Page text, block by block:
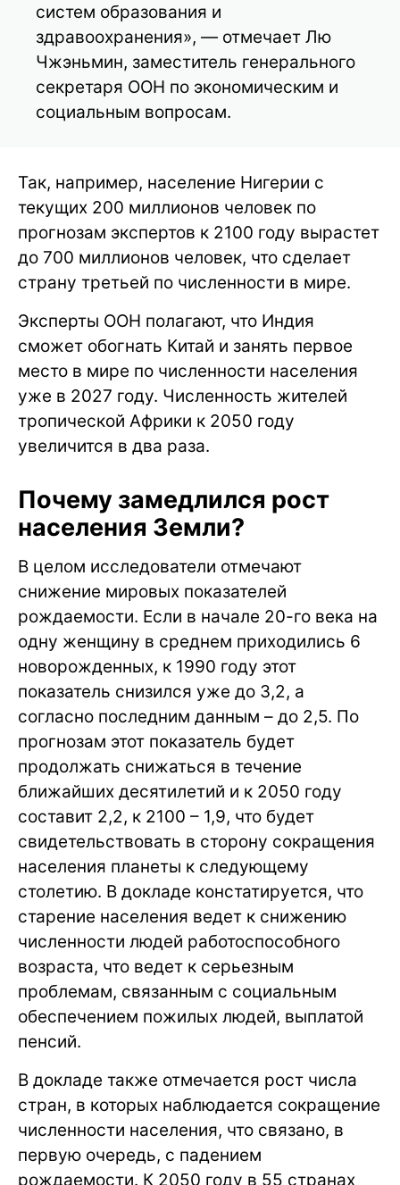
систем образования и
здравоохранения», — отмечает Лю
Чжэньмин, заместитель генерального
секретаря ООН по экономическим и
социальным вопросам.
Так, например, население Нигерии с
текущих 200 миллионов человек по
прогнозам экспертов к 2100 году вырастет
до 700 миллионов человек, что сделает
страну третьей по численности в мире.
Эксперты ООН полагают, что Индия
сможет обогнать Китай и занять первое
место в мире по численности населения
уже в 2027 году. Численность жителей
тропической Африки к 2050 году
увеличится в два раза.
Почему замедлился рост
населения Земли?
В целом исследователи отмечают
снижение мировых показателей
рождаемости. Если в начале 20-го века на
одну женщину в среднем приходились 6
новорожденных, к 1990 году этот
показатель снизился уже до 3,2, а
согласно последним данным – до 2,5. По
прогнозам этот показатель будет
продолжать снижаться в течение
ближайших десятилетий и к 2050 году
составит 2,2, к 2100 – 1,9, что будет
свидетельствовать в сторону сокращения
населения планеты к следующему
столетию. В докладе констатируется, что
старение населения ведет к снижению
численности людей работоспособного
возраста, что ведет к серьезным
проблемам, связанным с социальным
обеспечением пожилых людей, выплатой
пенсий.
В докладе также отмечается рост числа
стран, в которых наблюдается сокращение
численности населения, что связано, в
первую очередь, с падением
рождаемости. К 2050 году в 55 странах